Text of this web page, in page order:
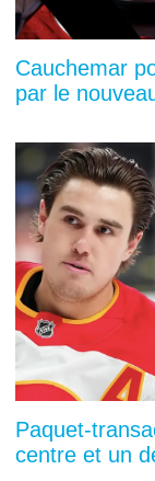
Cauchemar
par le
Paquet-
centre et un